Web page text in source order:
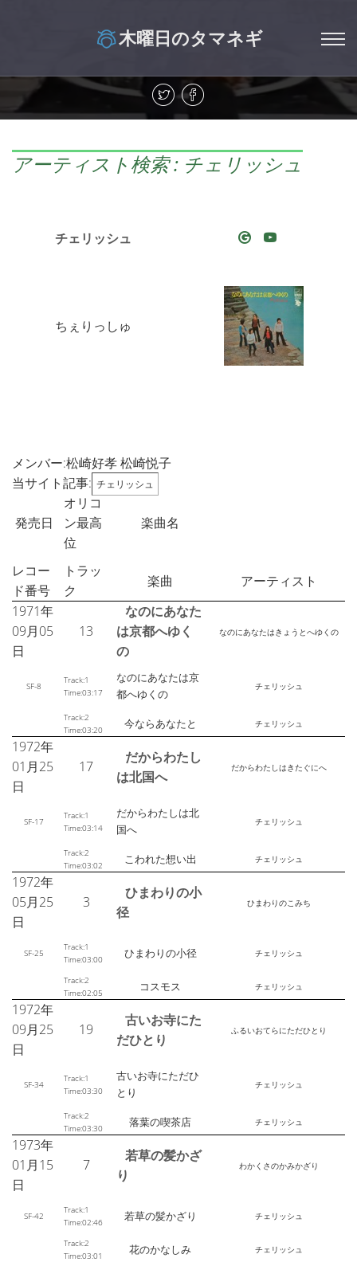
木曜日のタマネギ
アーティスト検索 : チェリッシュ
チェリッシュ
ちぇりっしゅ
メンバー:松崎好孝 松崎悦子
当サイト記事: チェリッシュ
発売日
オリコ
ン最高
位
楽曲名
レコー
ド番号
トラッ
ク
楽曲
アーティスト
1971年
09月05
日
13
なのにあなた
は京都へゆく
の
なのにあなたはきょうとへゆくの
SF-8
Track:1
Time:03:17
なのにあなたは京
都へゆくの
チェリッシュ
Track:2
Time:03:20
今ならあなたと チェリッシュ
1972年
01月25
日
17
だからわたし
は北国へ
だからわたしはきたぐにへ
SF-17
Track:1
Time:03:14
だからわたしは北
国へ
チェリッシュ
Track:2
Time:03:02
こわれた想い出 チェリッシュ
1972年
05月25
日
3
ひまわりの小
径
ひまわりのこみち
SF-25
Track:1
Time:03:00
ひまわりの小径 チェリッシュ
Track:2
Time:02:05
コスモス チェリッシュ
1972年
09月25
日
19
古いお寺にた
だひとり
ふるいおてらにただひとり
SF-34
Track:1
Time:03:30
古いお寺にただひ
とり
チェリッシュ
Track:2
Time:03:30
落葉の喫茶店 チェリッシュ
1973年
01月15
日
7
若草の髪かざ
り
わかくさのかみかざり
SF-42
Track:1
Time:02:46
若草の髪かざり チェリッシュ
Track:2
Time:03:01
花のかなしみ チェリッシュ